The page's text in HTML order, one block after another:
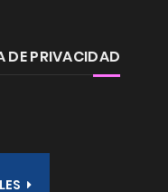
DE PRIVACIDAD